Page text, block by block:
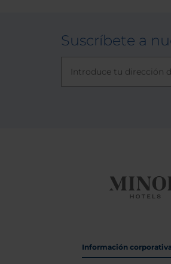
Suscríbete a
Información